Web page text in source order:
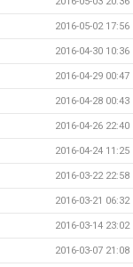
2016-05-02 17:56
2016-04-30 10:36
2016-04-29 00:47
2016-04-28 00:43
2016-04-26 22:40
2016-04-24 11:25
2016-03-22 22:58
2016-03-21 06:32
2016-03-14 23:02
2016-03-07 21:08